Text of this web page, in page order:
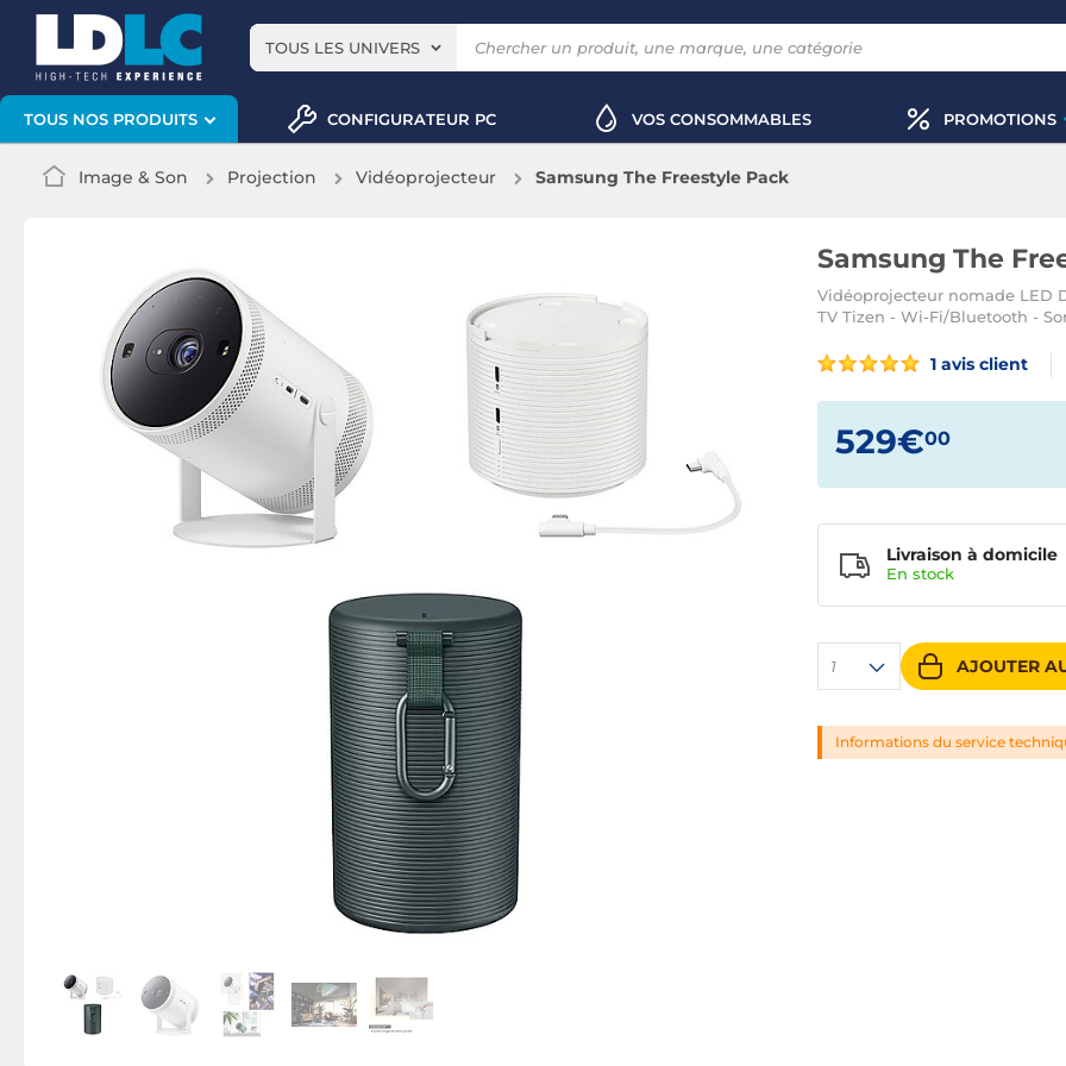
TOUS LES UNIVERS
TOUS NOS PRODUITS CONFIGURATEUR PC VOS CONSOMMABLES PROMOTIONS
Image & Son Projection Vidéoprojecteur Samsung The Freestyle Pack
Samsung The
Vidéoprojecteur nomade LED
TV Tizen - Wi-Fi/Bluetooth -
1 avis client
529€00
1 AJOUTER
Livraison à domicile
En stock
Informations du service